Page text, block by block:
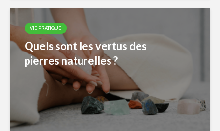
VIE PRATIQUE
Quels sont les vertus des
pierres naturelles ?